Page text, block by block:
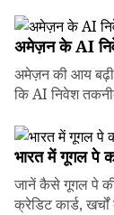
अमेज़न के AI
अमेज़न की आय
कि AI निवेश
भारत में गूगल पे
जानें कैसे गूगल पे
क्रेडिट कार्ड,